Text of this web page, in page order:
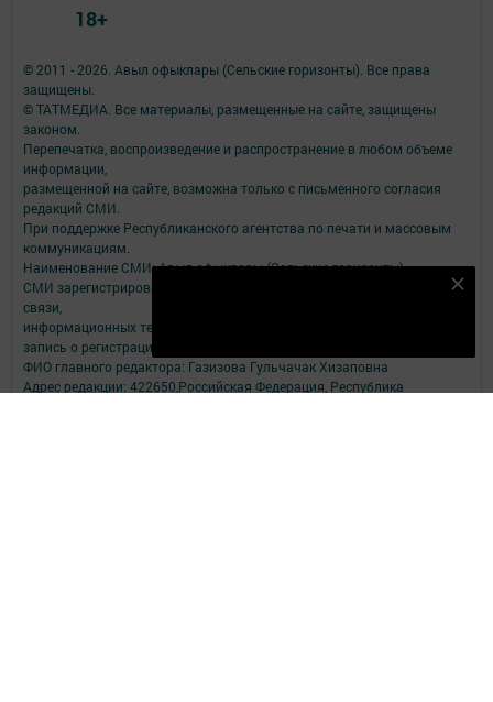
© 2011 - 2026. Авыл офыклары (Сельские горизонты). Все права
защищены.
© ТАТМЕДИА. Все материалы, размещенные на сайте, защищены
законом.
Перепечатка, воспроизведение и распространение в любом объеме
информации,
размещенной на сайте, возможна только с письменного согласия
редакций СМИ.
При поддержке Республиканского агентства по печати и массовым
коммуникациям.
Наименование СМИ: Авыл офыклары (Сельские горизонты)
СМИ зарегистрировано Федеральной службой по надзору в сфере
связи,
информационных технологий и массовых коммуникаций
запись о регистрации СМИ ЭЛ № ФС 77 - 90151 от 07.10.2025
ФИО главного редактора: Газизова Гульчачак Хизаповна
Адрес редакции: 422650,Российская Федерация, Республика
18+